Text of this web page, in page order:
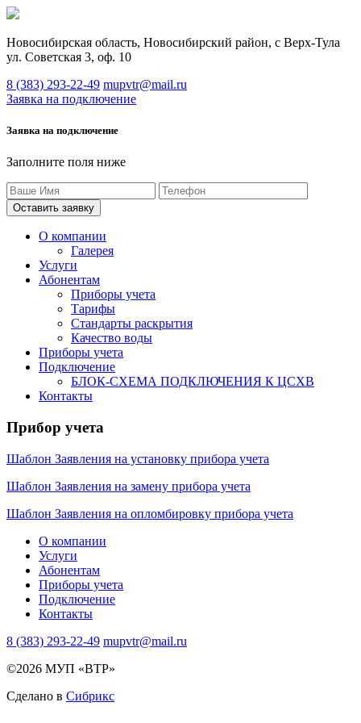
Новосибирская область, Новосибирский район, с Верх-Тула
ул. Советская 3, оф. 10
8 (383) 293-22-49 mupvtr@mail.ru
Заявка на подключение
Заявка на подключение
Заполните поля ниже
О компании
Галерея
Услуги
Абонентам
Приборы учета
Тарифы
Стандарты раскрытия
Качество воды
Приборы учета
Подключение
БЛОК-СХЕМА ПОДКЛЮЧЕНИЯ К ЦСХВ
Контакты
Прибор учета
Шаблон Заявления на установку прибора учета
Шаблон Заявления на замену прибора учета
Шаблон Заявления на опломбировку прибора учета
О компании
Услуги
Абонентам
Приборы учета
Подключение
Контакты
8 (383) 293-22-49 mupvtr@mail.ru
©2026 МУП «ВТР»
Сделано в Сибрикс